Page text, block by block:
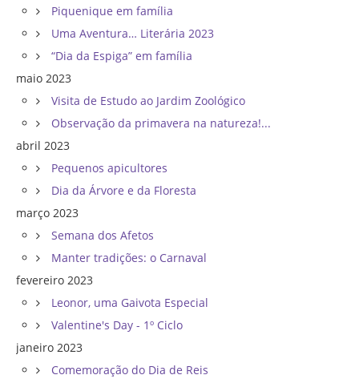
Piquenique em família
Uma Aventura… Literária 2023
“Dia da Espiga” em família
maio 2023
Visita de Estudo ao Jardim Zoológico
Observação da primavera na natureza!...
abril 2023
Pequenos apicultores
Dia da Árvore e da Floresta
março 2023
Semana dos Afetos
Manter tradições: o Carnaval
fevereiro 2023
Leonor, uma Gaivota Especial
Valentine's Day - 1º Ciclo
janeiro 2023
Comemoração do Dia de Reis